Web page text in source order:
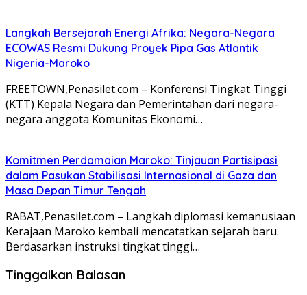
Langkah Bersejarah Energi Afrika: Negara-Negara
ECOWAS Resmi Dukung Proyek Pipa Gas Atlantik
Nigeria-Maroko
FREETOWN,Penasilet.com – Konferensi Tingkat Tinggi
(KTT) Kepala Negara dan Pemerintahan dari negara-
negara anggota Komunitas Ekonomi…
Komitmen Perdamaian Maroko: Tinjauan Partisipasi
dalam Pasukan Stabilisasi Internasional di Gaza dan
Masa Depan Timur Tengah
RABAT,Penasilet.com – Langkah diplomasi kemanusiaan
Kerajaan Maroko kembali mencatatkan sejarah baru.
Berdasarkan instruksi tingkat tinggi…
Tinggalkan Balasan